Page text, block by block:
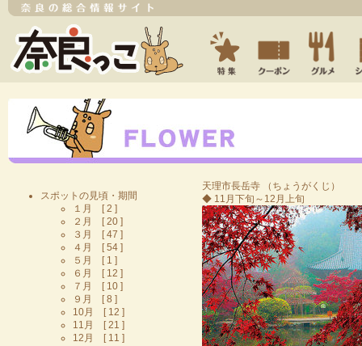
スポットの見頃・期間
１月 [ 2 ]
２月 [ 20 ]
３月 [ 47 ]
４月 [ 54 ]
５月 [ 1 ]
６月 [ 12 ]
７月 [ 10 ]
９月 [ 8 ]
10月 [ 12 ]
11月 [ 21 ]
12月 [ 11 ]
天理市長岳寺 （ちょうがくじ）
◆ 11月下旬～12月上旬